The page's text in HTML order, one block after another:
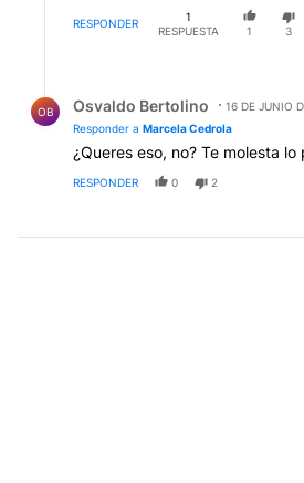
RESPONDER
1
RESPUESTA
1 3
OB Osvaldo Bertolino
16 DE JUNIO
Responder a Marcela Cedrola
¿Queres eso, no? Te molesta
RESPONDER 0 2